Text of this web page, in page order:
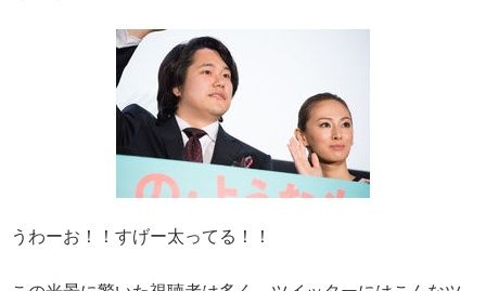
うわーお！！ すげー太ってる！！